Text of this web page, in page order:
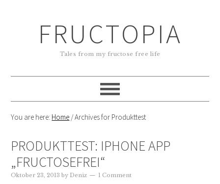
FRUCTOPIA
Tales from my fructose free life
You are here: Home /Archives for Produkttest
PRODUKTTEST: IPHONE APP
„FRUCTOSEFREI“
Oktober 23, 2013 byDeniz 1 Comment